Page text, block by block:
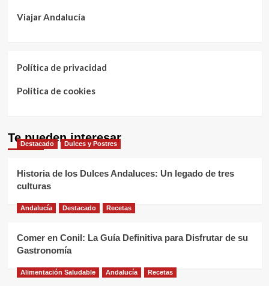
Viajar Andalucía
Política de privacidad
Política de cookies
Te pueden interesar
Destacado Dulces y Postres
Historia de los Dulces Andaluces: Un legado de tres
culturas
Andalucía Destacado Recetas
Comer en Conil: La Guía Definitiva para Disfrutar de su
Gastronomía
Alimentación Saludable Andalucía Recetas